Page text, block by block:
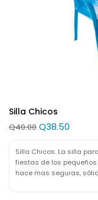
Silla Chicos
Q40.00 Q38.50
Silla Chicos. La silla
fiestas de los
hace mas seguras,